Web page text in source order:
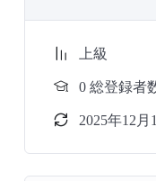
上級
0 総登録者
2025年12